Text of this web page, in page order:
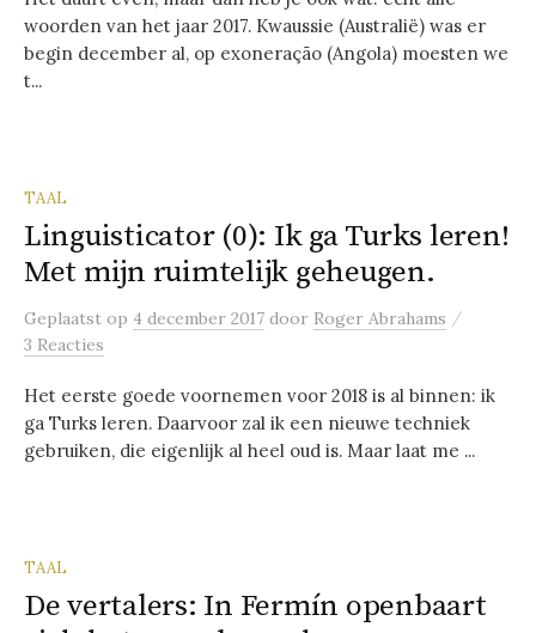
woorden van het jaar 2017. Kwaussie (Australië) was er
begin december al, op exoneração (Angola) moesten we
t...
TAAL
Linguisticator (0): Ik ga Turks leren!
Met mijn ruimtelijk geheugen.
Geplaatst op 4 december 2017 door Roger Abrahams /
3 Reacties
Het eerste goede voornemen voor 2018 is al binnen: ik
ga Turks leren. Daarvoor zal ik een nieuwe techniek
gebruiken, die eigenlijk al heel oud is. Maar laat me ...
TAAL
De vertalers: In Fermín openbaart